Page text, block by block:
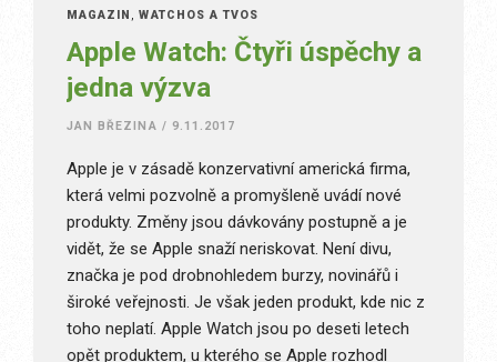
MAGAZÍN ,WATCHOS A TVOS
Apple Watch: Čtyři úspěchy a
jedna výzva
JAN BŘEZINA / 9.11.2017
Apple je v zásadě konzervativní americká firma,
která velmi pozvolně a promyšleně uvádí nové
produkty. Změny jsou dávkovány postupně a je
vidět, že se Apple snaží neriskovat. Není divu,
značka je pod drobnohledem burzy, novinářů i
široké veřejnosti. Je však jeden produkt, kde nic z
toho neplatí. Apple Watch jsou po deseti letech
opět produktem, u kterého se Apple rozhodl